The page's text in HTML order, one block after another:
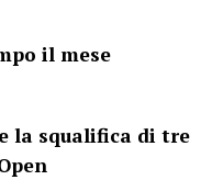
il mese
la squalifica di tre